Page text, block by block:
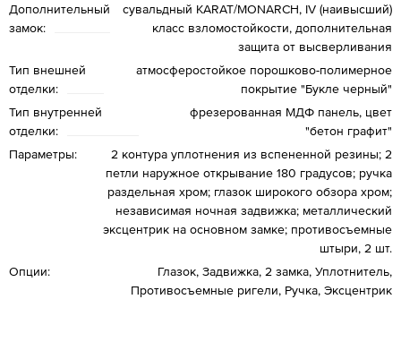
Дополнительный
замок:
сувальдный KARAT/MONARCH, IV (наивысший)
класс взломостойкости, дополнительная
защита от высверливания
Тип внешней
отделки:
атмосферостойкое порошково-полимерное
покрытие "Букле черный"
Тип внутренней
отделки:
фрезерованная МДФ панель, цвет
"бетон графит"
Параметры:
2 контура уплотнения из вспененной резины; 2
петли наружное открывание 180 градусов; ручка
раздельная хром; глазок широкого обзора хром;
независимая ночная задвижка; металлический
эксцентрик на основном замке; противосъемные
штыри, 2 шт.
Опции:
Глазок, Задвижка, 2 замка, Уплотнитель,
Противосъемные ригели, Ручка, Эксцентрик